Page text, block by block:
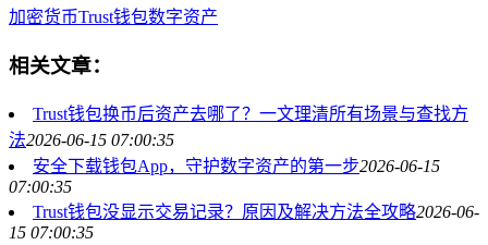
加密货币Trust钱包数字资产
相关文章：
Trust钱包换币后资产去哪了？一文理清所有场景与查找方
法2026-06-15 07:00:35
安全下载钱包App，守护数字资产的第一步2026-06-15
07:00:35
Trust钱包没显示交易记录？原因及解决方法全攻略2026-06-
15 07:00:35